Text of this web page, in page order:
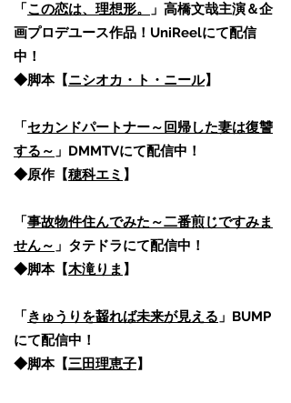
「この恋は、理想形。
」高橋文哉主演＆企
画プロデユース作品！UniReelにて配信
中！
​◆脚本【ニシオカ・ト・ニール】
「セカンドパートナー～回帰した妻は復讐
する～ 」DMMTVにて配信中！
◆原作【穂科エミ 】
「事故物件住んでみた～二番煎じですみま
せん～ 」タテドラにて配信中！
◆脚本【木滝りま 】
「きゅうりを齧れば未来が見える 」BUMP
にて配信中！
◆脚本【三田理恵子】